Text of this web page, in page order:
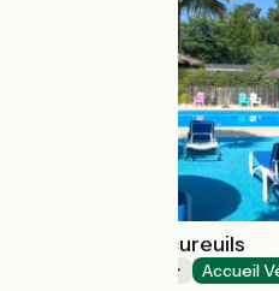
Camping Les Ecureuils
Accueil